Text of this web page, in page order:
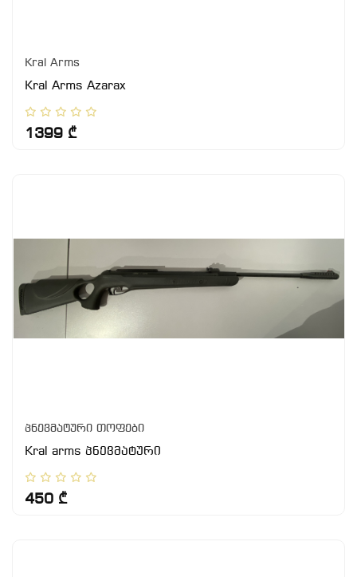
Kral Arms
Kral Arms Azarax
1399 ₾
პნევმატური თოფები
Kral arms პნევმატური
450 ₾